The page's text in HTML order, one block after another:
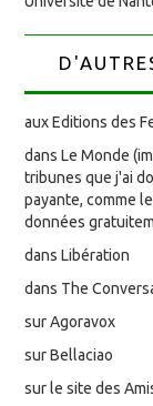
aux Editions des
dans Le Monde
tribunes que j'ai
payante, comme
données
dans Libération
dans The
sur Agoravox
sur Bellaciao
sur le site des